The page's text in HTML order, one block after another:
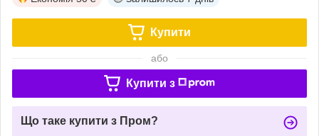
Купити
або
Купити з
Що таке купити з Пром?